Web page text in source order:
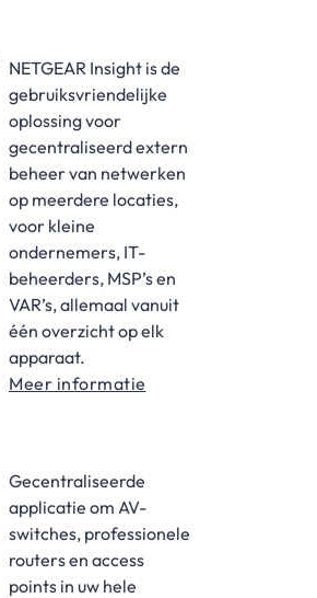
NETGEAR Insight is de
gebruiksvriendelijke
oplossing voor
gecentraliseerd extern
beheer van netwerken
op meerdere locaties,
voor kleine
ondernemers, IT-
beheerders, MSP’s en
VAR’s, allemaal vanuit
één overzicht op elk
apparaat.
Meer informatie
Gecentraliseerde
applicatie om AV-
switches, professionele
routers en access
points in uw hele